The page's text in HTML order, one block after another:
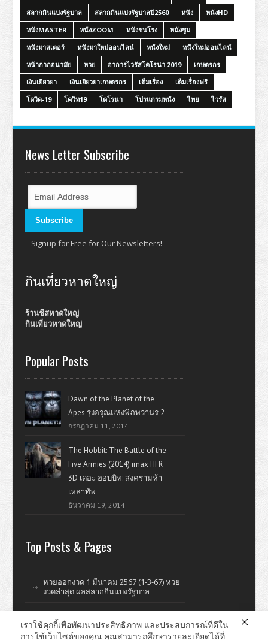
สลากกินแบ่งรัฐบาล
สลากกินแบ่งรัฐบาลปี2560 หนัง
หนังHD
หนังMASTER
หนังZOOM หนังชนโรง
หนังซูม
หนังมาสเตอร์
หนังมาใหม่ออนไลน์ หนังใหม่
หนังใหม่ออนไลน์
หน้ากากอนามัย
หวย อาการไวรัสโคโรน่า 2019
เกษตรกร
เงินเยียวยา
เงินเยียวยาเกษตรกร เต็มเรื่อง
เต็มเรื่องฟรี
โควิด-19
โควิท19 โคโรนา โปรแกรมหนัง ไทย ไวรัส
News Letter Subscribe
Signup for Free for Our Newsletters!
กินเที่ยวหาดใหญ่
ร้านชีสหาดใหญ่
กินเที่ยวหาดใหญ่
Popular Posts
Dawn of the Planet of the
Apes รุ่งอรุณแห่งพิภพวานร 2
กรกฎาคม 11, 2014
The Hobbit: The Battle of the
Five Armies (2014) imax HFR
3D เดอะ ฮอบบิท: สงครามห้า
เหล่าทัพ
ธันวาคม 19, 2014
Top Posts & Pages
หวยออกงวด 1 มีนาคม 2567 (1-3-67) หวย
งวดล่าสุด ผลสลากกินแบ่งรัฐบาล
ดูหนังออนไลน์ หนังใหม่ แรงบันดาลใจ ไอที รีวิววิจารณ์หนังมั่วๆ
เราใช้คุกกี้เพื่อพัฒนาประสิทธิภาพ และประสบการณ์ที่ดีใน
การใช้เว็บไซต์ของคุณ คุณสามารถศึกษารายละเอียดได้ที่